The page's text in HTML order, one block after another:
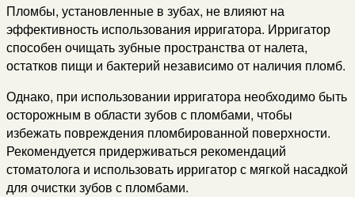
Пломбы, установленные в зубах, не влияют на
эффективность использования ирригатора. Ирригатор
способен очищать зубные пространства от налета,
остатков пищи и бактерий независимо от наличия пломб.
Однако, при использовании ирригатора необходимо быть
осторожным в области зубов с пломбами, чтобы
избежать повреждения пломбированной поверхности.
Рекомендуется придерживаться рекомендаций
стоматолога и использовать ирригатор с мягкой насадкой
для очистки зубов с пломбами.